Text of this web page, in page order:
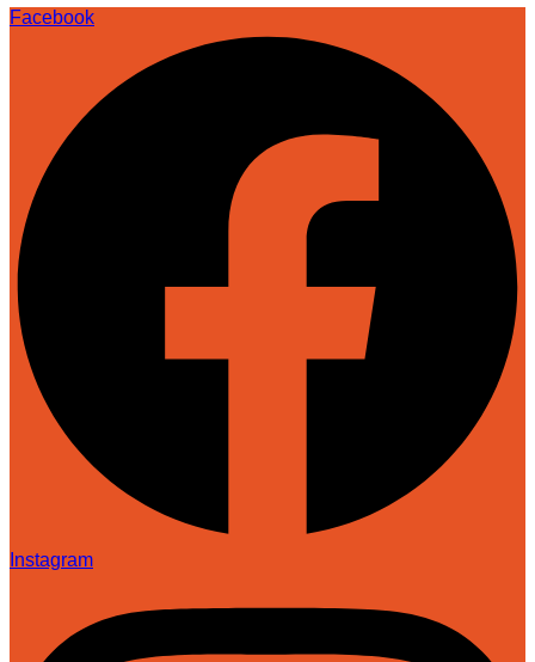
Facebook
Instagram